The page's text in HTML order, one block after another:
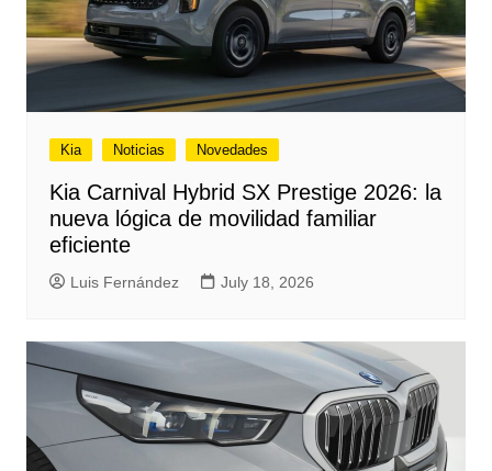
Kia Noticias Novedades
Kia Carnival Hybrid SX Prestige 2026: la
nueva lógica de movilidad familiar
eficiente
Luis Fernández July 18, 2026